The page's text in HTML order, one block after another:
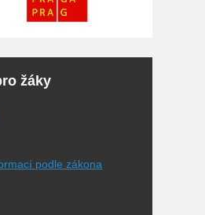
žáky
podle zákona